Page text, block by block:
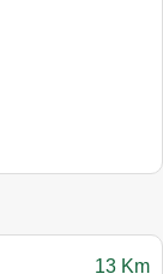
13 Km